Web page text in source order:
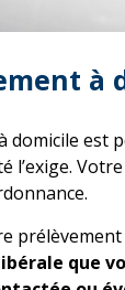
à
domicile est
l’exige.
que